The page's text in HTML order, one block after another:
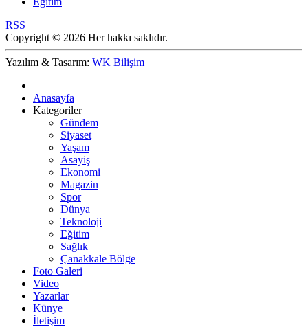
RSS
Copyright © 2026 Her hakkı saklıdır.
Yazılım & Tasarım: WK Bilişim
Anasayfa
Kategoriler
Gündem
Siyaset
Yaşam
Asayiş
Ekonomi
Magazin
Spor
Dünya
Teknoloji
Eğitim
Sağlık
Çanakkale Bölge
Foto Galeri
Video
Yazarlar
Künye
İletişim